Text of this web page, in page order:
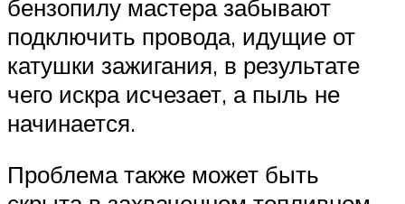
бензопилу мастера забывают
подключить провода, идущие от
катушки зажигания, в результате
чего искра исчезает, а пыль не
начинается.
Проблема также может быть